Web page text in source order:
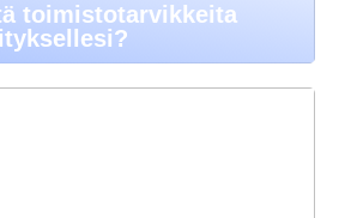
toimistotarvikkeita